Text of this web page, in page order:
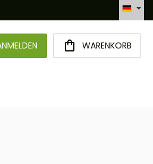
AUF DEM MERKZETTEL
WARENKORB